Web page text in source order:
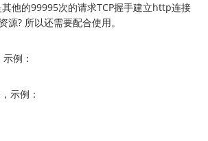
他的99995次的请求TCP握手建立http连接
源? 所以还需要配合使用。
例：
示例：